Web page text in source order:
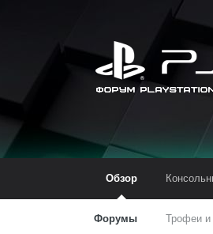
Обзор
Форумы Трофеи